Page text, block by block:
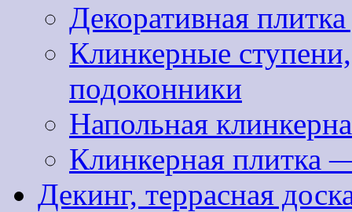
Декоративная
Клинкерные
подоконники
Напольная
Клинкерная плитка
Декинг, террасная